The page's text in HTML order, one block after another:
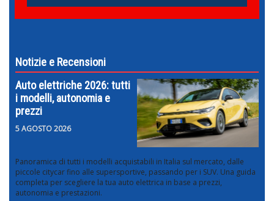
Notizie e Recensioni
Auto elettriche 2026: tutti
i modelli, autonomia e
prezzi
5 AGOSTO 2026
Panoramica di tutti i modelli acquistabili in Italia sul mercato, dalle
piccole citycar fino alle supersportive, passando per i SUV. Una guida
completa per scegliere la tua auto elettrica in base a prezzi,
autonomia e prestazioni.